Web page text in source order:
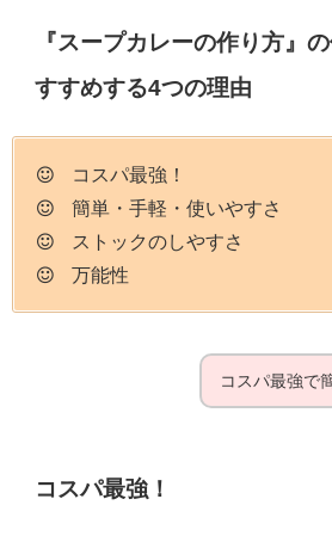
『スープカレーの作り方』
すすめする4つの理由
コスパ最強！
簡単・手軽・使いやすさ
ストックのしやすさ
万能性
コスパ最強で
コスパ最強！